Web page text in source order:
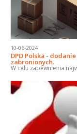
10-06-2024
DPD Polska -
zabronionych.
W celu zapewnienia